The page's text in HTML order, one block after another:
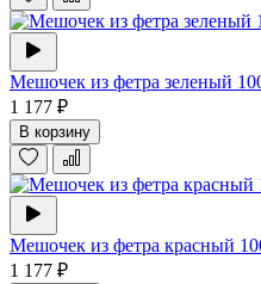
Мешочек из фетра зеленый
1 177 ₽
В корзину
Мешочек из фетра красный
1 177 ₽